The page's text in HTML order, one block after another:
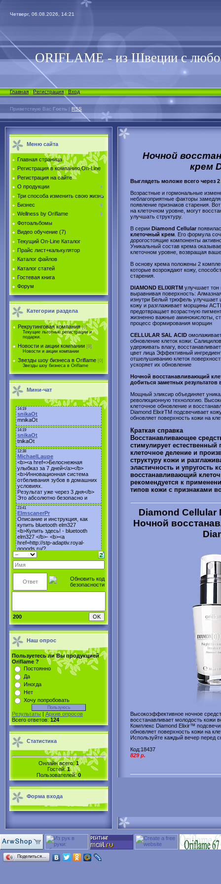
Четверг, 06.08.2026, 14:21
ORIFLAME - из Швеции с
Главная|Регистрация|Вход
Приветствую Вас Гость | RSS
Меню сайта
Главная страница
Регистрация в компанию,On-Line
Регистрация на сайте
О продукции
Три способа изменить свою жизнь
Бизнес
Wellness by Oriflame
Фотоальбомы
Видео обучение (7)
Текущий On-Line Каталог
Прайс лист+калькулятор
Каталог файлов
Каталог статей
Гостевая книга
Форум
Категории раздела
Рекрутинговая компания [6]
Текущие льготные регистрации и
подарки.
Новости и акции компании [9]
Новости и акции компании
Звезды шоу бизнеса в Oriflame [0]
Звезды шоу бизнеса в Oriflame
Мини-чат
200
Наш опрос
Пользуетесь ли Вы продукцией
Oriflame ?
Постоянно
Да
Иногда
Нет
Хочу попробовать
Результаты | Архив опросов
Всего ответов: 124
Статистика
Онлайн всего: 1
Гостей:1
Пользователей:0
Форма входа
Ночной
крем
Выглядеть моложе всего через
Возрастные и гормональные
неблагоприятные факторы
появление признаков старения.
на клеточном уровне, могут
улучшать структуру.
В серии Diamond Cellular
клеточный крем . Его формула
дорогостоящие компоненты
Уникальный состав крема
клеточном уровне, возвращая
В основу крема положены 2
которые возрождают кожу,
старения.
DIAMOND ELIXIRTM улучшает тон
выравнивая поверхность:
изнутри Белый трюфель улучшает
кожу и разглаживает морщины
предотвращает возрастную
жизненно важные аминокислоты,
процесс формирования морщин
CELLULAR SAL ACID
обновление клеток кожи:
удерживать влагу,
цвет лица Эффективный
отшелушиванию клеток
ускоряет их обновление
Ночной восстанавливающий
добиться заметных результатов
Мощный эликсир объединяет
революционную технологию.
клеточное обновление и
Diamond ElixirTM подсвечивает
обновляет поверхность кожи на
Краткая справка
Восстанавливающее
стимулирует
клеточное деление и
структуру кожи и
эластичность и упругость
восстанавливающий
рекомендуется к
типов кожи с признаками
Diamond Cellular
Ночной
Высокоэффективное ночное
восстанавливает молодость кожи
Комплекс Diamond Elixir™
обновляет поверхность кожи на
Используйте каждый вечер перед
Код:18437
829 p.
Поделиться…